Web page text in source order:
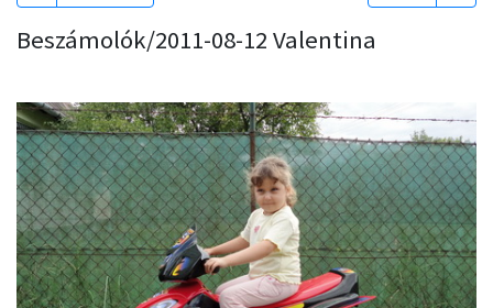
Beszámolók/2011-08-12 Valentina